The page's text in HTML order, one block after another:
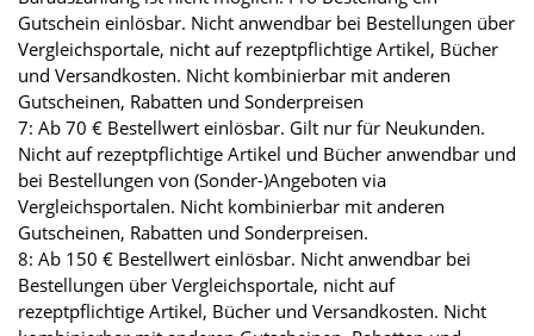
Gutschein einlösbar. Nicht anwendbar bei Bestellungen über
Vergleichsportale, nicht auf rezeptpflichtige Artikel, Bücher
und Versandkosten. Nicht kombinierbar mit anderen
Gutscheinen, Rabatten und Sonderpreisen
7: Ab 70 € Bestellwert einlösbar. Gilt nur für Neukunden.
Nicht auf rezeptpflichtige Artikel und Bücher anwendbar und
bei Bestellungen von (Sonder-)Angeboten via
Vergleichsportalen. Nicht kombinierbar mit anderen
Gutscheinen, Rabatten und Sonderpreisen.
8: Ab 150 € Bestellwert einlösbar. Nicht anwendbar bei
Bestellungen über Vergleichsportale, nicht auf
rezeptpflichtige Artikel, Bücher und Versandkosten. Nicht